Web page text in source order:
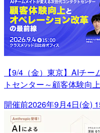
【9/4（金）東京】AIチ
トセンター～顧客体験向
開催前2026年9月4日(金)